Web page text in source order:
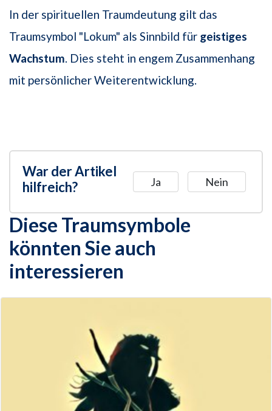
In der spirituellen Traumdeutung gilt das
Traumsymbol "Lokum" als Sinnbild für geistiges
Wachstum. Dies steht in engem Zusammenhang
mit persönlicher Weiterentwicklung.
War der Artikel
hilfreich?
Ja Nein
Diese Traumsymbole
könnten Sie auch
interessieren